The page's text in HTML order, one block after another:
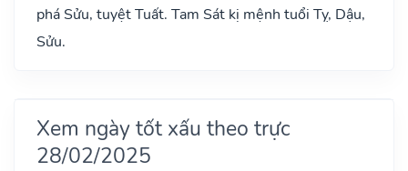
phá Sửu, tuyệt Tuất. Tam Sát kị mệnh tuổi Tỵ, Dậu,
Sửu.
Xem ngày tốt xấu theo trực
28/02/2025